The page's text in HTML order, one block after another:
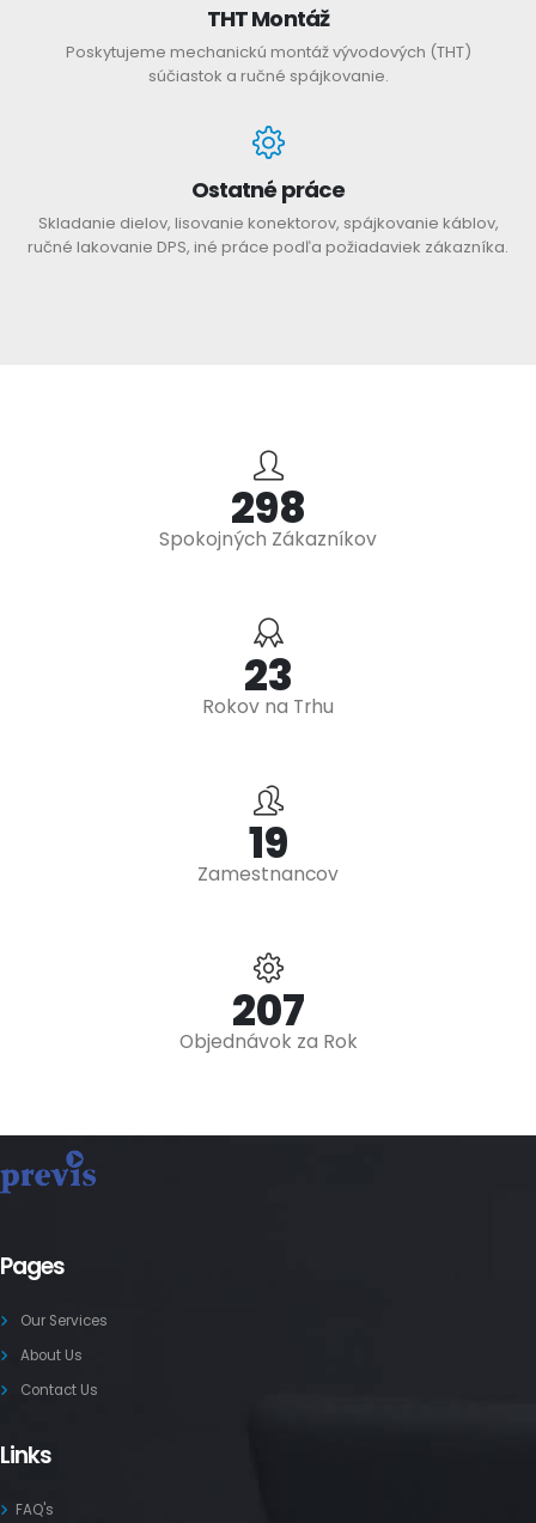
THT Montáž
Poskytujeme mechanickú montáž vývodových (THT)
súčiastok a ručné spájkovanie.
Ostatné práce
Skladanie dielov, lisovanie konektorov, spájkovanie káblov,
ručné lakovanie DPS, iné práce podľa požiadaviek zákazníka.
353
Spokojných Zákazníkov
27
Rokov na Trhu
22
Zamestnancov
248
Objednávok za Rok
Pages
Our Services
About Us
Contact Us
Links
FAQ's